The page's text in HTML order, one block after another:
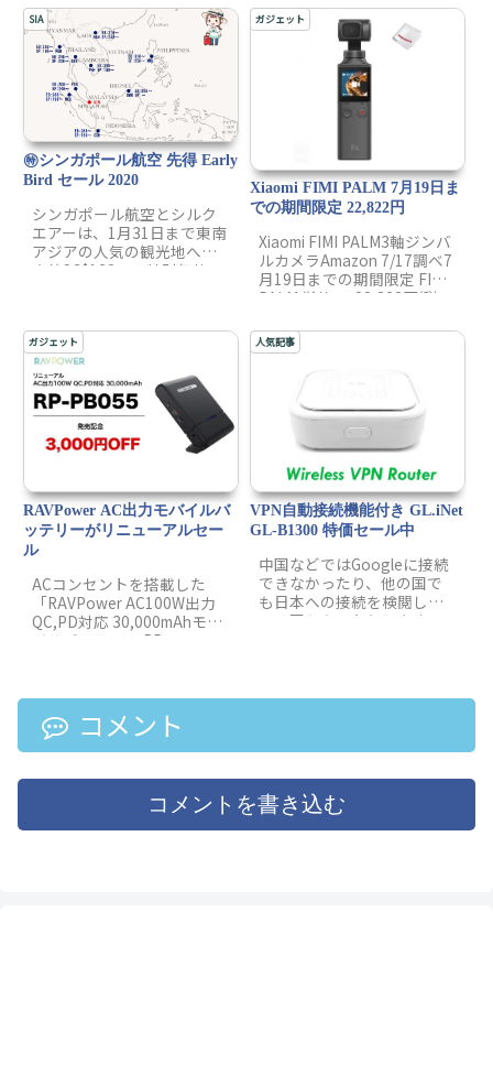
す。海外でAmazon Prime
Videoなどの地域限定コンテ
ンツが見たいとき、海外で
ドラクエ10をプレイしたい
ときに便利なVPN機能を有
しているのが特徴です。
SIA
㊕シンガポール航空 先得 Early
Bird セール 2020
シンガポール航空とシルク
エアーは、1月31日まで東南
アジアの人気の観光地へ最
安値SG$138～の特別価格で
下記の価格には、航空運
賃、空港税、追加料金が含
まれています。
ガジェット
Xiaomi FIMI PALM 7月19日ま
での期間限定 22,822円
Xiaomi FIMI PALM3軸ジンバ
ルカメラAmazon 7/17調べ7
月19日までの期間限定 FIMI
PALM 単体 ➡ 22,822円(税
microSDセット ➡ 23,630円
(税込)FI...
ガジェット
RAVPower AC出力モバイルバ
ッテリーがリニューアルセー
ル
ACコンセントを搭載した
「RAVPower AC100W出力
QC,PD対応 30,000mAhモバ
イルバッテリー RP-
OFFの12,999円で販売して
います。今回のリニューア
ルしたポイントをまとめて
みました。
人気記事
VPN自動接続機能付き GL.iNet
GL-B1300 特価セール中
中国などではGoogleに接続
できなかったり、他の国で
も日本への接続を検閲して
いる国もあったりします。
サイトも増えてきていま
ルーター GL.iNet GL-B1300
コメント
コメントを書き込む